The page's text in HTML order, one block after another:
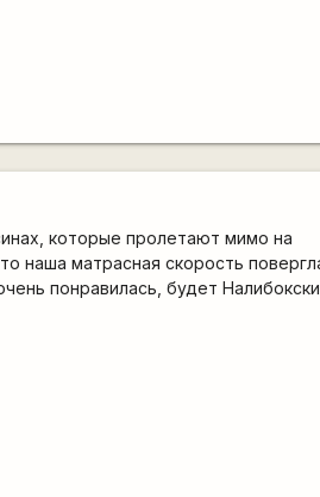
которые пролетают мимо на
наша матрасная скорость
понравилась, будет